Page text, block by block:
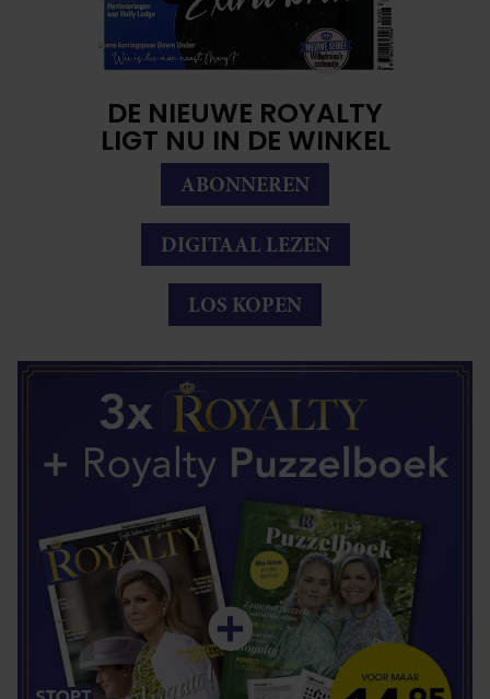
DE NIEUWE ROYALTY
LIGT NU IN DE WINKEL
ABONNEREN
DIGITAAL LEZEN
LOS KOPEN